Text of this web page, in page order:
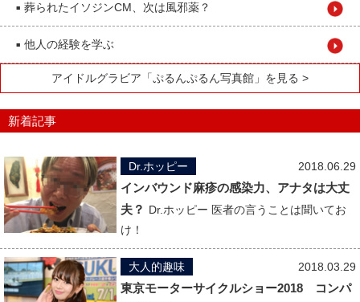
■ 葬られたイソジンCM、次は風邪薬？
■ 他人の経験を学ぶ
アイドルグラビア「ぷるんぷるん写真館」を見る >
新着記事
2018.06.29
Dr.ホッピー
インバウンド麻疹の感染力、アナタは大丈
夫？ Dr.ホッピー 医者の言うことは聞いてお
け！
2018.03.29
大人的趣味
東京モーターサイクルショー2018 コンパ